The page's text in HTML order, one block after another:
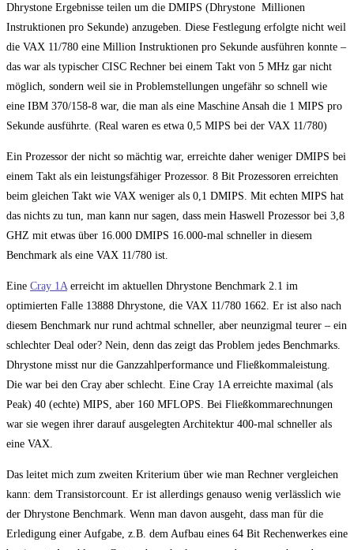
Dhrystone Ergebnisse teilen um die DMIPS (Dhrystone Millionen
Instruktionen pro Sekunde) anzugeben. Diese Festlegung erfolgte nicht weil
die VAX 11/780 eine Million Instruktionen pro Sekunde ausführen konnte –
das war als typischer CISC Rechner bei einem Takt von 5 MHz gar nicht
möglich, sondern weil sie in Problemstellungen ungefähr so schnell wie
eine IBM 370/158-8 war, die man als eine Maschine Ansah die 1 MIPS pro
Sekunde ausführte. (Real waren es etwa 0,5 MIPS bei der VAX 11/780)
Ein Prozessor der nicht so mächtig war, erreichte daher weniger DMIPS bei
einem Takt als ein leistungsfähiger Prozessor. 8 Bit Prozessoren erreichten
beim gleichen Takt wie VAX weniger als 0,1 DMIPS. Mit echten MIPS hat
das nichts zu tun, man kann nur sagen, dass mein Haswell Prozessor bei 3,8
GHZ mit etwas über 16.000 DMIPS 16.000-mal schneller in diesem
Benchmark als eine VAX 11/780 ist.
Eine Cray 1A erreicht im aktuellen Dhrystone Benchmark 2.1 im
optimierten Falle 13888 Dhrystone, die VAX 11/780 1662. Er ist also nach
diesem Benchmark nur rund achtmal schneller, aber neunzigmal teurer – ein
schlechter Deal oder? Nein, denn das zeigt das Problem jedes Benchmarks.
Dhrystone misst nur die Ganzzahlperformance und Fließkommaleistung.
Die war bei den Cray aber schlecht. Eine Cray 1A erreichte maximal (als
Peak) 40 (echte) MIPS, aber 160 MFLOPS. Bei Fließkommarechnungen
war sie wegen ihrer darauf ausgelegten Architektur 400-mal schneller als
eine VAX.
Das leitet mich zum zweiten Kriterium über wie man Rechner vergleichen
kann: dem Transistorcount. Er ist allerdings genauso wenig verlässlich wie
der Dhrystone Benchmark. Wenn man davon ausgeht, dass man für die
Erledigung einer Aufgabe, z.B. dem Aufbau eines 64 Bit Rechenwerkes eine